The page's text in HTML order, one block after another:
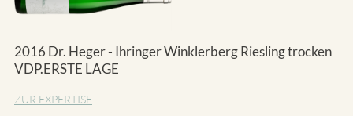
2016 Dr. Heger - Ihringer Winklerberg Riesling trocken
VDP.ERSTE LAGE
ZUR EXPERTISE